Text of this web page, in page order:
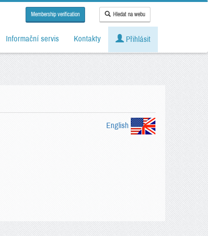
Membership verification Hledat na webu
Informační servis Kontakty Přihlásit
English